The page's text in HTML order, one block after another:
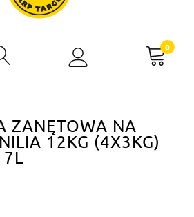
ZANĘTOWA NA
12KG (4X3KG)